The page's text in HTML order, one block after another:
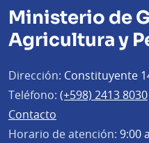
Ministerio de
Agricultura y
Dirección: Constituyente
Teléfono: (+598) 2413 8030
Contacto
Horario de atención: 9:00